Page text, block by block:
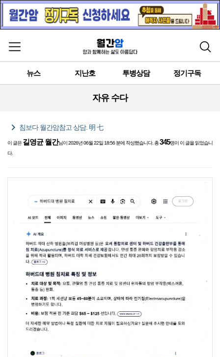
메뉴 열기 검색
뉴스 지난호 투병상담 정기구독
자유 수다
chevron_right 침보다 월간암참고 상담. 明 七
이 글은길영균 월간님이 2026년 06월 22일 18:56 분에 작성했습니다. 총345명이 이 글을 읽었습니
다.